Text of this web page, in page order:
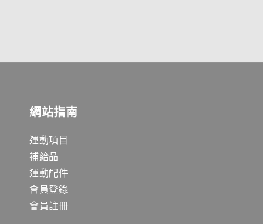
網站指南
運動項目
補給品
運動配件
會員登錄
會員註冊